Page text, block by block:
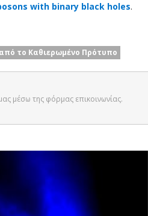
with binary black holes.
το Καθιερωμένο Πρότυπο
μέσω της φόρμας επικοινωνίας.